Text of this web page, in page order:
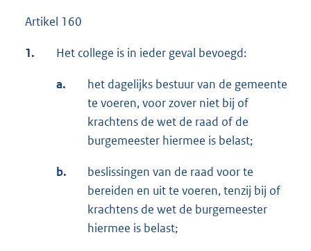
Artikel 160
1. Het college is in ieder geval bevoegd:
a.
het dagelijks bestuur van de gemeente
te voeren, voor zover niet bij of
krachtens de wet de raad of de
burgemeester hiermee is belast;
b.
beslissingen van de raad voor te
bereiden en uit te voeren, tenzij bij of
krachtens de wet de burgemeester
hiermee is belast;